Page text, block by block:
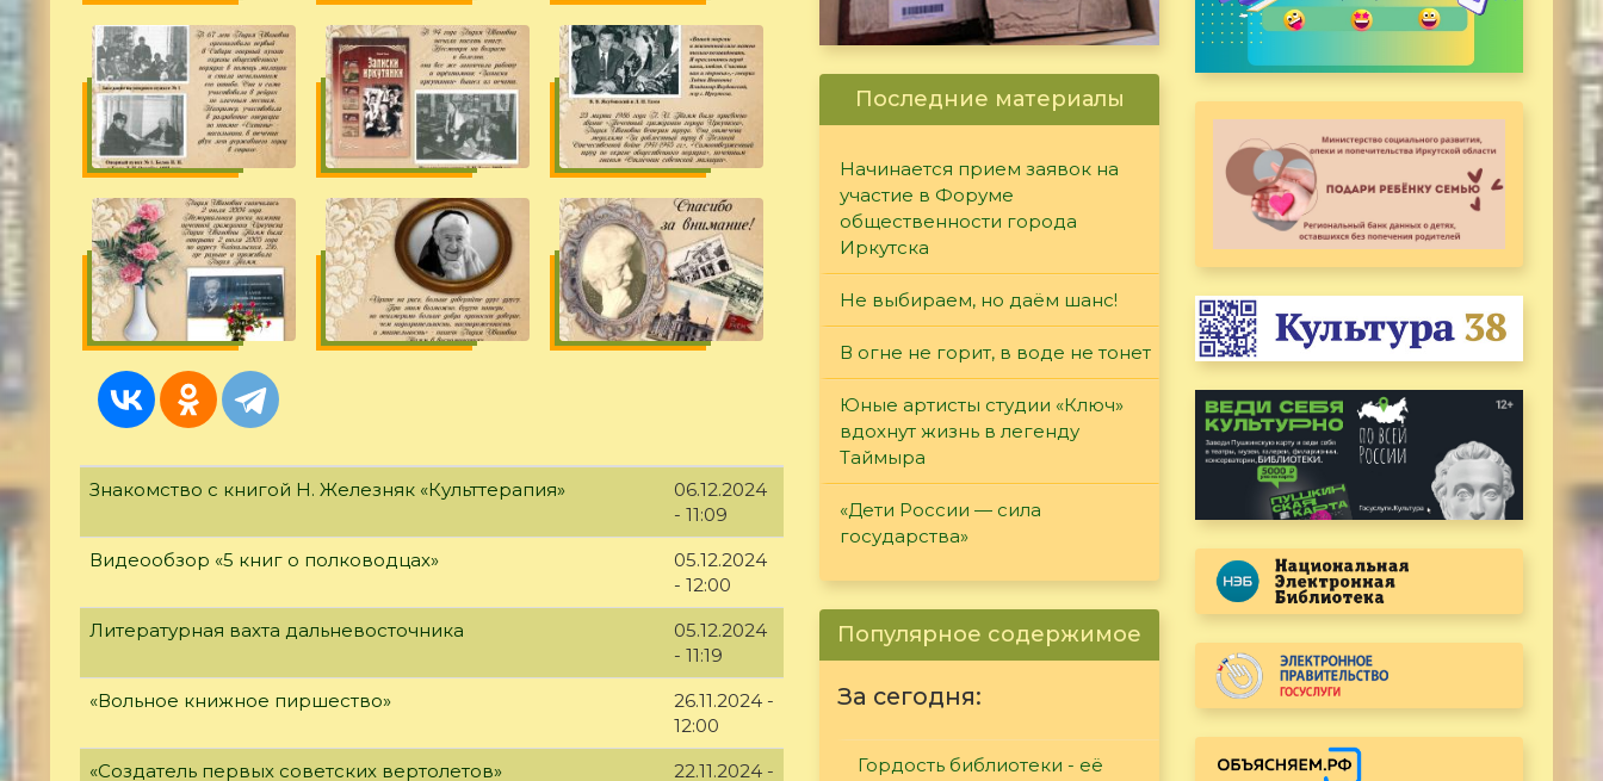
Знакомство с книгой Н. Железняк «Культтерапия»
06.12.2024
- 11:09
Видеообзор «5 книг о полководцах»
05.12.2024
- 12:00
Литературная вахта дальневосточника
05.12.2024
- 11:19
«Вольное книжное пиршество»
26.11.2024 -
12:00
«Создатель первых советских вертолетов»
22.11.2024 -
Последние материалы
Начинается прием заявок на
участие в Форуме
общественности города
Иркутска
Не выбираем, но даём шанс!
В огне не горит, в воде не тонет
Юные артисты студии «Ключ»
вдохнут жизнь в легенду
Таймыра
«Дети России — сила
государства»
Популярное содержимое
За сегодня:
Гордость библиотеки - её